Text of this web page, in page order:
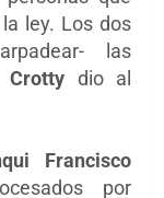
ley. Los dos
las
Crotty dio al
Francisco
por